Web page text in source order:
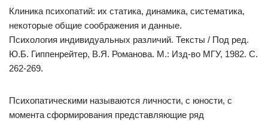
Клиника психопатий: их статика, динамика, систематика,
некоторые общие соображения и данные.
Психология индивидуальных различий. Тексты / Под ред.
Ю.Б. Гиппенрейтер, В.Я. Романова. М.: Изд-во МГУ, 1982. С.
262-269.
Психопатическими называются личности, с юности, с
момента сформирования представляющие ряд